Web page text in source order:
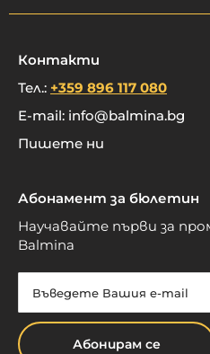
Контакти
Тел.: +359 896 117 080
E-mail: info@balmina.bg
Пишете ни
Абонамент за бюлетин
Научавайте първи за
Balmina
Абонирам се